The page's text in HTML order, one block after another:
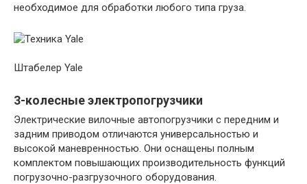
необходимое для обработки любого типа груза.
Штабелер Yale
3-колесные электропогрузчики
Электрические вилочные автопогрузчики с передним и
задним приводом отличаются универсальностью и
высокой маневренностью. Они оснащены полным
комплектом повышающих производительность функций
погрузочно-разгрузочного оборудования.